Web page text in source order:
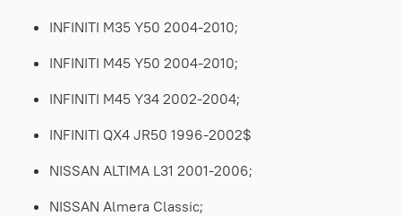
INFINITI M35 Y50 2004-2010;
INFINITI M45 Y50 2004-2010;
INFINITI M45 Y34 2002-2004;
INFINITI QX4 JR50 1996-2002$
NISSAN ALTIMA L31 2001-2006;
NISSAN Almera Classic;